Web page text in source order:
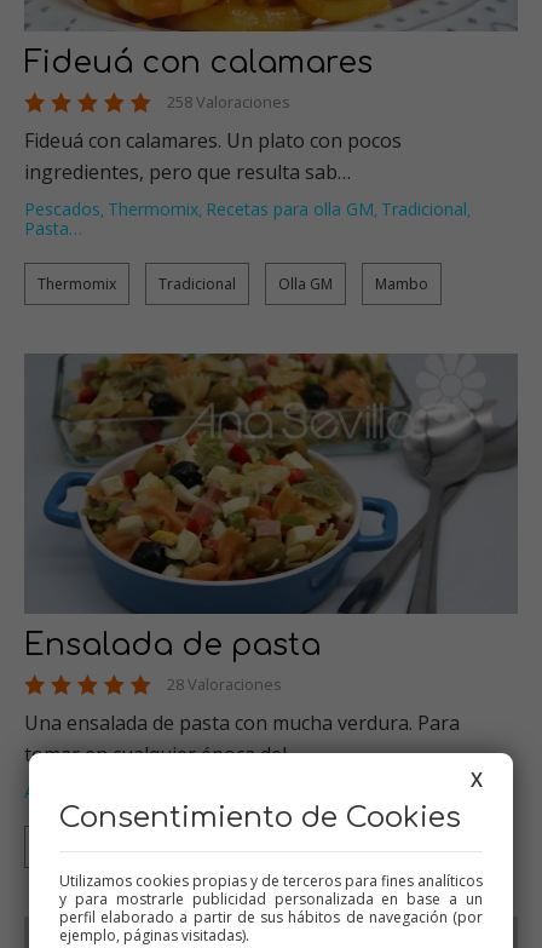
Fideuá con calamares
258 Valoraciones
Fideuá con calamares. Un plato con pocos
ingredientes, pero que resulta sab…
Pescados, Thermomix, Recetas para olla GM, Tradicional,
Pasta…
Thermomix Tradicional Olla GM Mambo
Ensalada de pasta
28 Valoraciones
Una ensalada de pasta con mucha verdura. Para
tomar en cualquier época del…
Alimentación infantil Mambo
Thermomix Tradicional Mambo
X
Consentimiento de Cookies
Utilizamos cookies propias y de terceros para fines analíticos
y para mostrarle publicidad personalizada en base a un
perfil elaborado a partir de sus hábitos de navegación (por
ejemplo, páginas visitadas).